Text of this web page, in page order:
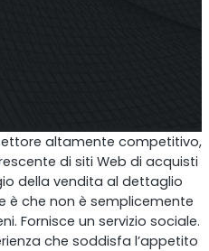
altamente competitivo,
di siti Web di acquisti
della vendita al dettaglio
è che non è semplicemente
Fornisce un servizio sociale.
che soddisfa l’appetito